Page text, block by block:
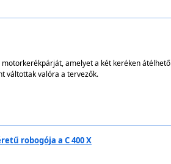
amelyet a két keréken átélhető
váltottak valóra a tervezők.
robogója a C 400 X